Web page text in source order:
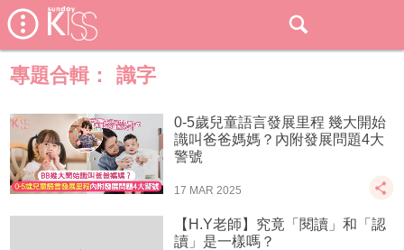
專題合輯： 識字
0-5歲兒童語言發展里程 幾大開始
識叫爸爸媽媽？內附發展問題4大
警號
17 MAR 2025
【H.Y老師】究竟「閱讀」和「認
讀」是一樣嗎？